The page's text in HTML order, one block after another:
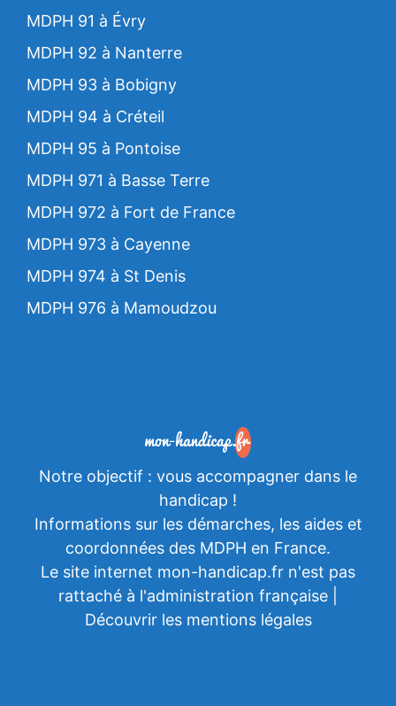
MDPH 91 à Évry
MDPH 92 à Nanterre
MDPH 93 à Bobigny
MDPH 94 à Créteil
MDPH 95 à Pontoise
MDPH 971 à Basse Terre
MDPH 972 à Fort de France
MDPH 973 à Cayenne
MDPH 974 à St Denis
MDPH 976 à Mamoudzou
Notre objectif : vous accompagner dans le
handicap !
Informations sur les démarches, les aides et
coordonnées des MDPH en France.
Le site internet mon-handicap.fr n'est pas
rattaché à l'administration française |
Découvrir les mentions légales